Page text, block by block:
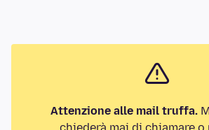
Attenzione alle mail truffa.